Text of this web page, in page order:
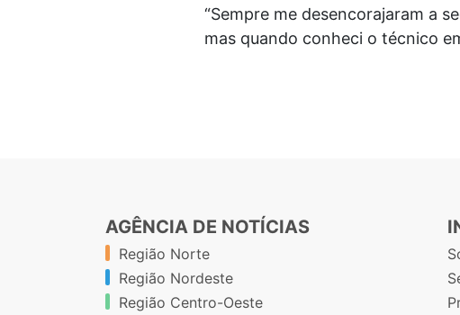
“Sempre me desencorajaram a
mas quando conheci o técnico
AGÊNCIA DE NOTÍCIAS
Região Norte
Região Nordeste
Região Centro-Oeste